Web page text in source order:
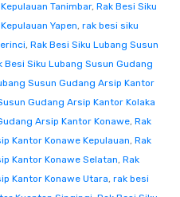
Tanimbar, Rak Besi Siku
Yapen, rak besi siku
, Rak Besi Siku Lubang Susun
Besi Siku Lubang Susun Gudang
Susun Gudang Arsip Kantor
Gudang Arsip Kantor Kolaka
Arsip Kantor Konawe, Rak
Kantor Konawe Kepulauan, Rak
Kantor Konawe Selatan, Rak
Kantor Konawe Utara, rak besi